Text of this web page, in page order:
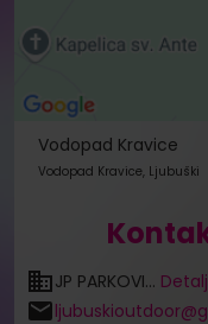
Vodopad Kravice
Vodopad Kravice, Ljubuški
JP PARKOVI...